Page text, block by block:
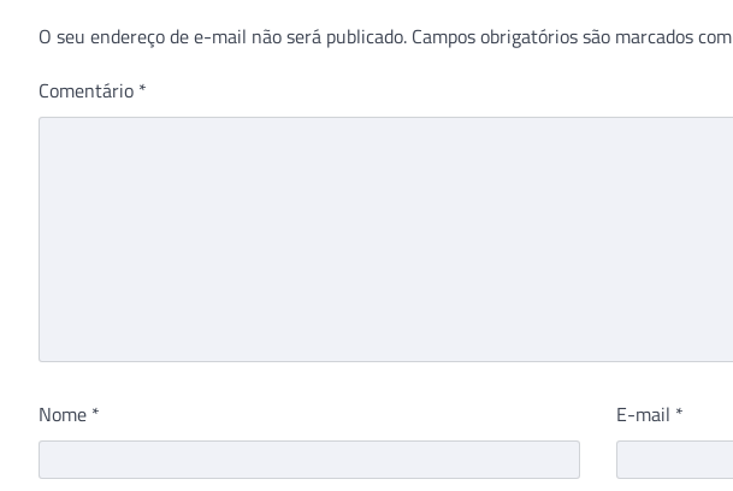
O seu endereço de e-mail não será publicado. Campos obrigatórios são marcados com
Comentário *
Nome * E-mail *